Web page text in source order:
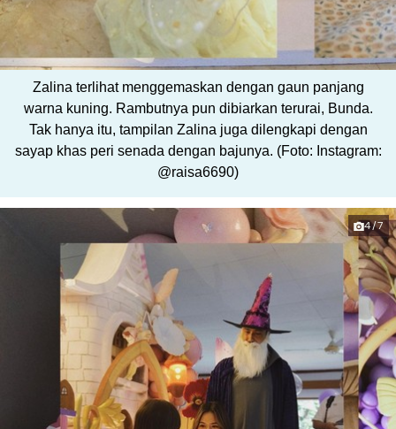
Zalina terlihat menggemaskan dengan gaun panjang
warna kuning. Rambutnya pun dibiarkan terurai, Bunda.
Tak hanya itu, tampilan Zalina juga dilengkapi dengan
sayap khas peri senada dengan bajunya. (Foto: Instagram:
@raisa6690)
4/7